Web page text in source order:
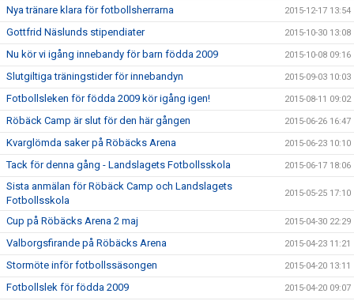
Nya tränare klara för fotbollsherrarna 2015-12-17 13:54
Gottfrid Näslunds stipendiater 2015-10-30 13:08
Nu kör vi igång innebandy för barn födda 2009 2015-10-08 09:16
Slutgiltiga träningstider för innebandyn 2015-09-03 10:03
Fotbollsleken för födda 2009 kör igång igen! 2015-08-11 09:02
Röbäck Camp är slut för den här gången 2015-06-26 16:47
Kvarglömda saker på Röbäcks Arena 2015-06-23 10:10
Tack för denna gång - Landslagets Fotbollsskola 2015-06-17 18:06
Sista anmälan för Röbäck Camp och Landslagets
Fotbollsskola
2015-05-25 17:10
Cup på Röbäcks Arena 2 maj 2015-04-30 22:29
Valborgsfirande på Röbäcks Arena 2015-04-23 11:21
Stormöte inför fotbollssäsongen 2015-04-20 13:11
Fotbollslek för födda 2009 2015-04-20 09:07